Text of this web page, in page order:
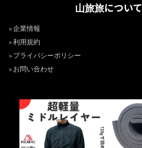
山旅旅について
企業情報
利用規約
プライバシーポリシー
お問い合わせ